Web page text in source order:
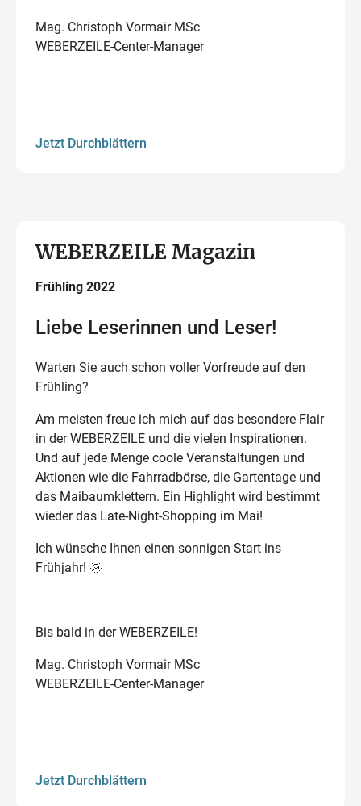
Mag. Christoph Vormair MSc
WEBERZEILE-Center-Manager
Jetzt Durchblättern
WEBERZEILE Magazin
Frühling 2022
Liebe Leserinnen und Leser!
Warten Sie auch schon voller Vorfreude auf den
Frühling?
Am meisten freue ich mich auf das besondere Flair
in der WEBERZEILE und die vielen Inspirationen.
Und auf jede Menge coole Veranstaltungen und
Aktionen wie die Fahrradbörse, die Gartentage und
das Maibaumklettern. Ein Highlight wird bestimmt
wieder das Late-Night-Shopping im Mai!
Ich wünsche Ihnen einen sonnigen Start ins
Frühjahr! 🌞
Bis bald in der WEBERZEILE!
Mag. Christoph Vormair MSc
WEBERZEILE-Center-Manager
Jetzt Durchblättern